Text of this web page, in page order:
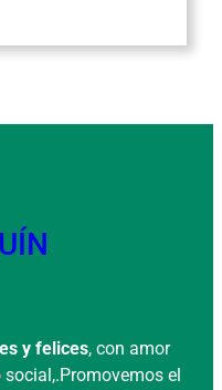
y felices, con amor
el